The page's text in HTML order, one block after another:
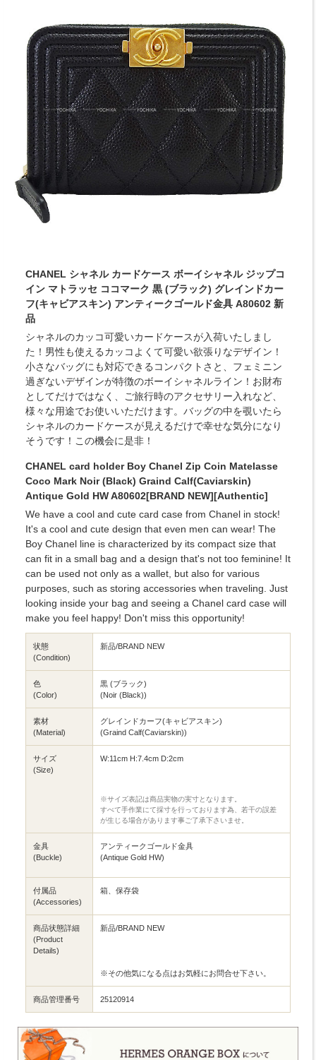
CHANEL シャネル カードケース ボーイシャネル ジップコ
イン マトラッセ ココマーク 黒 (ブラック) グレインドカー
フ(キャビアスキン) アンティークゴールド金具 A80602 新
品
シャネルのカッコ可愛いカードケースが入荷いたしまし
た！男性も使えるカッコよくて可愛い欲張りなデザイン！
小さなバッグにも対応できるコンパクトさと、フェミニン
過ぎないデザインが特徴のボーイシャネルライン！お財布
としてだけではなく、ご旅行時のアクセサリー入れなど、
様々な用途でお使いいただけます。バッグの中を覗いたら
シャネルのカードケースが見えるだけで幸せな気分になり
そうです！この機会に是非！
CHANEL card holder Boy Chanel Zip Coin Matelasse
Coco Mark Noir (Black) Graind Calf(Caviarskin)
Antique Gold HW A80602[BRAND NEW][Authentic]
We have a cool and cute card case from Chanel in stock!
It's a cool and cute design that even men can wear! The
Boy Chanel line is characterized by its compact size that
can fit in a small bag and a design that's not too feminine! It
can be used not only as a wallet, but also for various
purposes, such as storing accessories when traveling. Just
looking inside your bag and seeing a Chanel card case will
make you feel happy! Don't miss this opportunity!
状態
(Condition)
新品/BRAND NEW
色
(Color)
黒 (ブラック)
(Noir (Black))
素材
(Material)
グレインドカーフ(キャビアスキン)
(Graind Calf(Caviarskin))
サイズ
(Size)
W:11cm H:7.4cm D:2cm
※サイズ表記は商品実物の実寸となります。
すべて手作業にて採寸を行っております為、若干の誤差
が生じる場合があります事ご了承下さいませ。
金具
(Buckle)
アンティークゴールド金具
(Antique Gold HW)
付属品
(Accessories)
箱、保存袋
商品状態詳細
(Product
Details)
新品/BRAND NEW
※その他気になる点はお気軽にお問合せ下さい。
商品管理番号 25120914